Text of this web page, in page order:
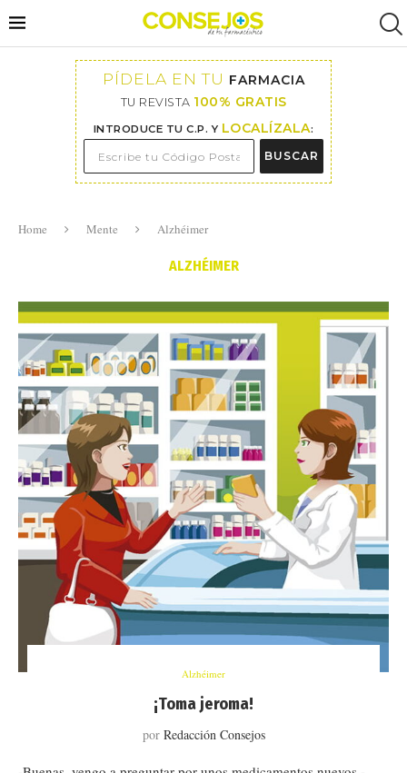
PÍDELA EN TU FARMACIA
TU REVISTA 100% GRATIS
INTRODUCE TU C.P. Y LOCALÍZALA:
BUSCAR
Home Mente Alzhéimer
ALZHÉIMER
Alzhéimer
¡Toma jeroma!
por Redacción Consejos